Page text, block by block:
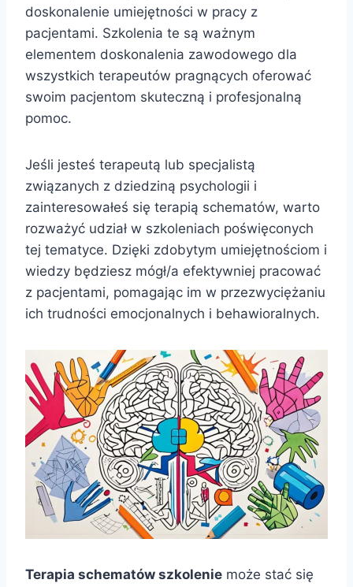
doskonalenie umiejętności w pracy z
pacjentami. Szkolenia te są ważnym
elementem doskonalenia zawodowego dla
wszystkich terapeutów pragnących oferować
swoim pacjentom skuteczną i profesjonalną
pomoc.
Jeśli jesteś terapeutą lub specjalistą
związanych z dziedziną psychologii i
zainteresowałeś się terapią schematów, warto
rozważyć udział w szkoleniach poświęconych
tej tematyce. Dzięki zdobytym umiejętnościom i
wiedzy będziesz mógł/a efektywniej pracować
z pacjentami, pomagając im w przezwyciężaniu
ich trudności emocjonalnych i behawioralnych.
Terapia schematów szkolenie może stać się